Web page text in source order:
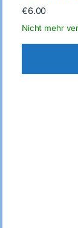
€6.00